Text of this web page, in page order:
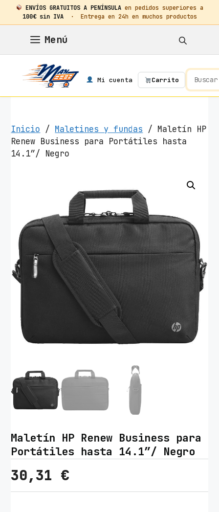
ENVÍOS GRATUITOS A PENÍNSULA en pedidos superiores a
100€ sin IVA· Entrega en 24h en muchos productos
contenido
Menú
Mi cuenta Carrito
Inicio / Maletines y fundas / Maletín HP
Renew Business para Portátiles hasta
14.1″/ Negro
Maletín HP Renew Business para
Portátiles hasta 14.1″/ Negro
30,31 €